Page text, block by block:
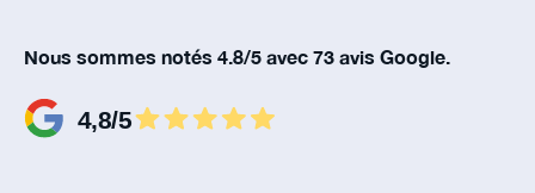
Nous sommes notés 4.8/5 avec 73 avis Google.